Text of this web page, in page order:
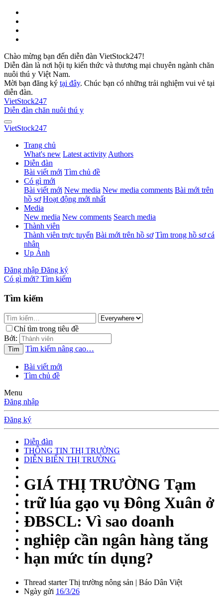
Chào mừng bạn đến diễn đàn VietStock247!
Diễn đàn là nơi hội tụ kiến thức và thương mại chuyên ngành chăn
nuôi thú y Việt Nam.
Mời bạn đăng ký tại đây. Chúc bạn có những trải nghiệm vui vẻ tại
diễn đàn.
VietStock247
Diễn đàn chăn nuôi thú y
VietStock247
Trang chủ
What's new Latest activity Authors
Diễn đàn
Bài viết mới Tìm chủ đề
Có gì mới
Bài viết mới New media New media comments Bài mới trên
hồ sơ Hoạt động mới nhất
Media
New media New comments Search media
Thành viên
Thành viên trực tuyến Bài mới trên hồ sơ Tìm trong hồ sơ cá
nhân
Up Ảnh
Đăng nhập Đăng ký
Có gì mới? Tìm kiếm
Tìm kiếm
Chỉ tìm trong tiêu đề
Bởi:
Tìm Tìm kiếm nâng cao…
Bài viết mới
Tìm chủ đề
Menu
Đăng nhập
Đăng ký
Diễn đàn
THÔNG TIN THỊ TRƯỜNG
DIỄN BIẾN THỊ TRƯỜNG
GIÁ THỊ TRƯỜNG Tạm
trữ lúa gạo vụ Đông Xuân ở
ĐBSCL: Vì sao doanh
nghiệp cần ngân hàng tăng
hạn mức tín dụng?
Thread starter Thị trường nông sản | Báo Dân Việt
Ngày gửi 16/3/26